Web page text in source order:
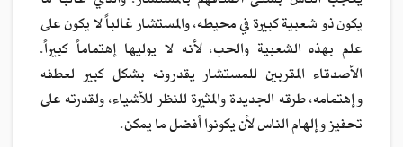
يكون ذو شعبية كبيرة في محيطه، والمستشار غالباً لا يكون على
علم بهذه الشعبية والحب، لأنه لا يوليها إهتماماً كبيراً.
الأصدقاء المقربين للمستشار يقدرونه بشكل كبير لعطفه
وإهتمامه، طرقه الجديدة والمثيرة للنظر للأشياء، ولقدرته على
تحفيز وإلهام الناس لأن يكونوا أفضل ما يمكن.